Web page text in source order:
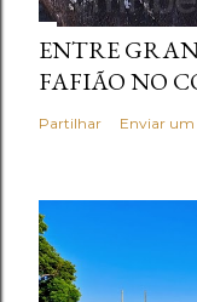
ENTRE
FAFIÃO NO
Partilhar Enviar